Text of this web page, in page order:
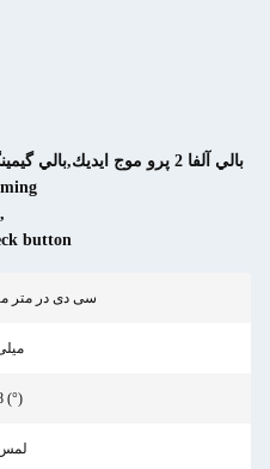
بالي آلفا 2 پرو موج
,
button
300 سی دی در متر
5
(°)